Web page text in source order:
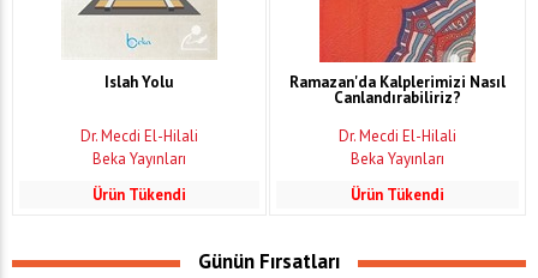
Islah Yolu
Dr. Mecdi El-Hilali
Beka Yayınları
Ürün Tükendi
Ramazan'da Kalplerimizi Nasıl
Canlandırabiliriz?
Dr. Mecdi El-Hilali
Beka Yayınları
Ürün Tükendi
Günün Fırsatları